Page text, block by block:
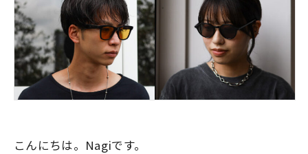
こんにちは。Nagiです。